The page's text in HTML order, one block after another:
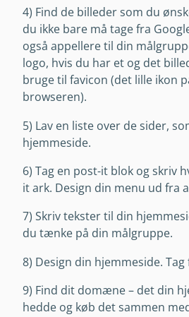
4) Find de billeder som du
du ikke bare må tage fra
også appellere til din
logo, hvis du har et og det
bruge til favicon (det lille ikon
browseren).
5) Lav en liste over de sider,
hjemmeside.
6) Tag en post-it blok og skriv
it ark. Design din menu ud fra
7) Skriv tekster til din
du tænke på din målgruppe.
8) Design din hjemmeside.
9) Find dit domæne – det din
hedde og køb det sammen